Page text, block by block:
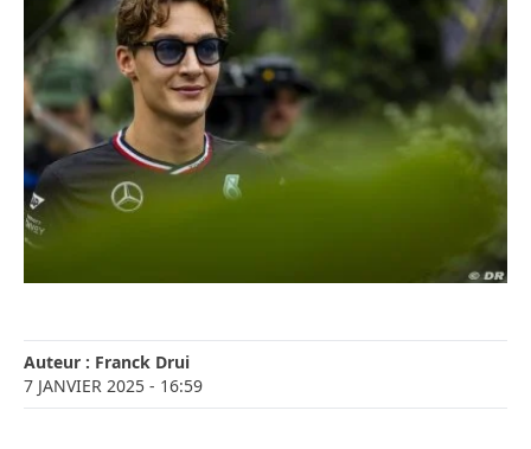
Auteur : Franck Drui
7 JANVIER 2025 - 16:59